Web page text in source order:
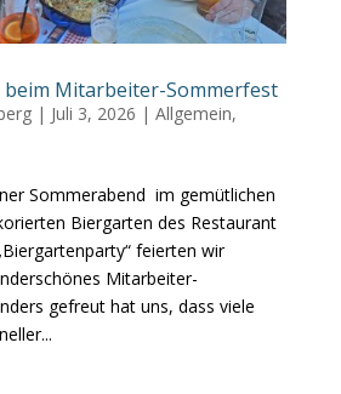
Mitarbeiter-Sommerfest
| Juli 3, 2026 | Allgemein,
Sommerabend im gemütlichen
Biergarten des Restaurant
feierten wir
Mitarbeiter-
gefreut hat uns, dass viele